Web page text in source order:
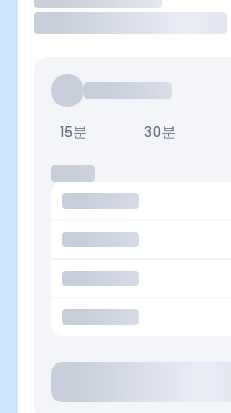
15분 30분